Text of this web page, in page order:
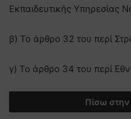
Εκπαιδευτικής Υπηρεσίας
β) Το άρθρο 32 του περί
γ) To άρθρο 34 του περί
Πίσω στην